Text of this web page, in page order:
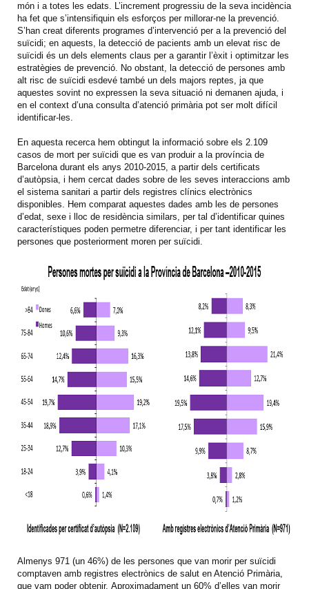
món i a totes les edats. L’increment progressiu de la seva incidència
ha fet que s’intensifiquin els esforços per millorar-ne la prevenció.
S’han creat diferents programes d’intervenció per a la prevenció del
suïcidi; en aquests, la detecció de pacients amb un elevat risc de
suïcidi és un dels elements claus per a garantir l’èxit i optimitzar les
estratègies de prevenció. No obstant, la detecció de persones amb
alt risc de suïcidi esdevé també un dels majors reptes, ja que
aquestes sovint no expressen la seva situació ni demanen ajuda, i
en el context d’una consulta d’atenció primària pot ser molt difícil
identificar-les.
En aquesta recerca hem obtingut la informació sobre els 2.109
casos de mort per suïcidi que es van produir a la província de
Barcelona durant els anys 2010-2015, a partir dels certificats
d’autòpsia, i hem cercat dades sobre de les seves interaccions amb
el sistema sanitari a partir dels registres clínics electrònics
disponibles. Hem comparat aquestes dades amb les de persones
d’edat, sexe i lloc de residència similars, per tal d’identificar quines
característiques poden permetre diferenciar, i per tant identificar les
persones que posteriorment moren per suïcidi.
Almenys 971 (un 46%) de les persones que van morir per suïcidi
comptaven amb registres electrònics de salut en Atenció Primària,
que vam poder obtenir. Aproximadament un 60% d’elles van morir